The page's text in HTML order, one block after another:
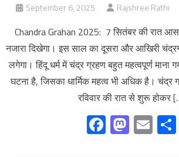
September 6, 2025 Rajshree Rathi
Chandra Grahan 2025: 7 सितंबर की रात
नजारा दिखेगा। इस साल का दूसरा और आखिरी
लगेगा। हिंदू धर्म में चंद्र ग्रहण बहुत महत्वपूर्ण
घटना है, जिसका धार्मिक महत्व भी अधिक है।
रविवार की रात से शुरू होकर
Facebook